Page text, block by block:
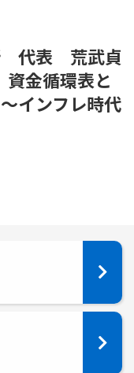
代表 荒武貞
金循環表と
インフレ時代